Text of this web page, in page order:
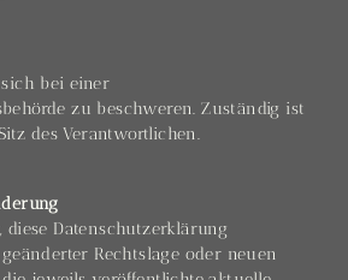
sich bei einer
zu beschweren. Zuständig ist
des Verantwortlichen.
Datenschutzerklärung
Rechtslage oder neuen